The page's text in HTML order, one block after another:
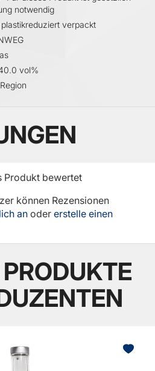
notwendig
plastikreduziert verpackt
vol%
Produkt bewertet
können Rezensionen
an oder erstelle einen